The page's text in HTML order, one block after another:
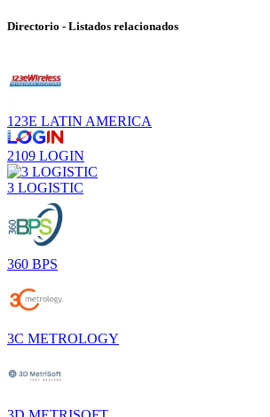
Directorio - Listados relacionados
123E LATIN AMERICA
2109 LOGIN
3 LOGISTIC
360 BPS
3C METROLOGY